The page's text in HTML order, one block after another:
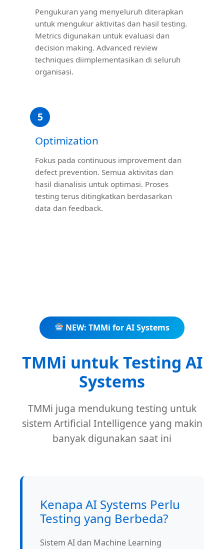
Pengukuran yang menyeluruh diterapkan
untuk mengukur aktivitas dan hasil testing.
Metrics digunakan untuk evaluasi dan
decision making. Advanced review
techniques diimplementasikan di seluruh
organisasi.
5
Optimization
Fokus pada continuous improvement dan
defect prevention. Semua aktivitas dan
hasil dianalisis untuk optimasi. Proses
testing terus ditingkatkan berdasarkan
data dan feedback.
NEW: TMMi for AI Systems
TMMi untuk Testing AI
Systems
TMMi juga mendukung testing untuk
sistem Artificial Intelligence yang makin
banyak digunakan saat ini
Kenapa AI Systems Perlu
Testing yang Berbeda?
Sistem AI dan Machine Learning